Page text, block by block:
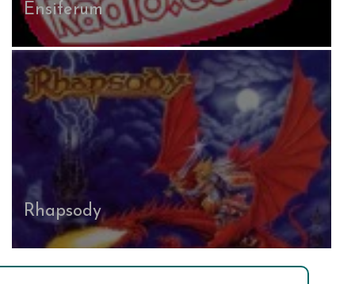
Ensiferum
Rhapsody